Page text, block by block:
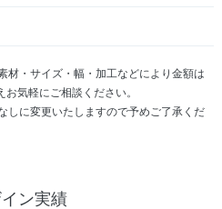
材・サイズ・幅・加工などにより金額は
気軽にご相談ください。
しに変更いたしますので予めご了承くだ
ン実績